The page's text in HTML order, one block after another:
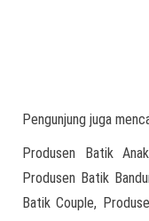
Pengunjung juga
Produsen Batik
Produsen Batik
Batik Couple,